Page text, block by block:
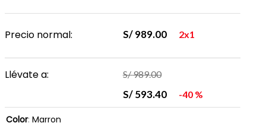
Precio normal: S/ 989.00 2x1
Llévate a: S/989.00
S/ 593.40 40 %
Color: Marron